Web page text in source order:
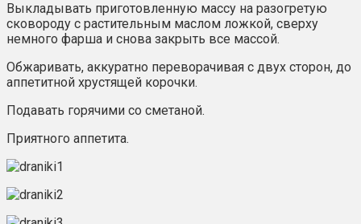
Выкладывать приготовленную массу на разогретую
сковороду с растительным маслом ложкой, сверху
немного фарша и снова закрыть все массой.
Обжаривать, аккуратно переворачивая с двух сторон, до
аппетитной хрустящей корочки.
Подавать горячими со сметаной.
Приятного аппетита.